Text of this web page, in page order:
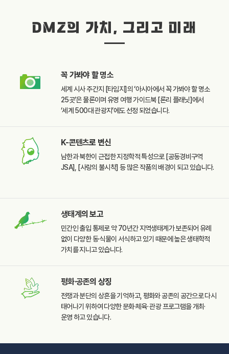
DMZ의 가치, 그리고 미래
꼭 가봐야 할명소
세계 시사 주간지 [타임지]의 ‘아시아에서 꼭 가봐야 할명소
25곳’은 물론이며 유명 여행 가이드북[론리 플래닛]에서
‘세계 500대 관광지’에도선정 되었습니다.
K-콘텐츠로 변신
남한과 북한이 근접한지정학적 특성으로[공동경비구역
JSA], [사랑의 불시착] 등 많은작품의 배경이 되고 있습니다.
생태계의 보고
민간인 출입 통제로 약 70년간지역생태계가 보존되어 유례
없이 다양한 동·식물이 서식하고있기 때문에 높은 생태학적
가치를 지니고 있습니다.
평화·공존의 상징
전쟁과 분단의 상흔을기억하고, 평화와 공존의 공간으로 다시
태어나기 위하여 다양한 문화·체육·관광 프로그램을 개최·
운영하고 있습니다.